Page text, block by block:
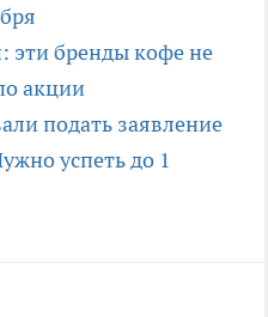
эти бренды кофе не
акции
подать заявление
успеть до 1